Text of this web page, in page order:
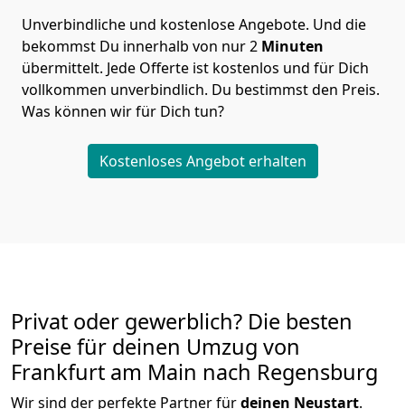
Unverbindliche und kostenlose Angebote. Und die
bekommst Du innerhalb von nur2 Minuten
übermittelt. Jede Offerte ist kostenlos und für Dich
vollkommen unverbindlich. Du bestimmst den Preis.
Was können wir für Dich tun?
Kostenloses Angebot erhalten
Privat oder gewerblich? Die besten
Preise für deinen Umzug von
Frankfurt am Main nach Regensburg
Wir sind der perfekte Partner fürdeinen Neustart.